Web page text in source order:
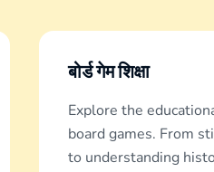
बोर्ड गेम शिक्षा
Explore the
board games. From
to understanding